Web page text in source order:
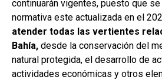
continuarán vigentes, puesto que
normativa este actualizada en el
atender todas las vertientes
Bahía, desde la conservación del
natural protegida, el desarrollo de
actividades económicas y otros